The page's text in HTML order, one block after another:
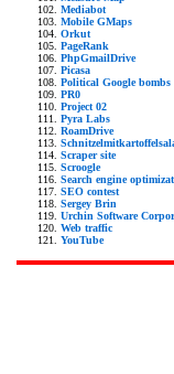
Mediabot
Mobile GMaps
Orkut
PageRank
PhpGmailDrive
Picasa
Political Google bombs
PR0
Project 02
Pyra Labs
RoamDrive
Scraper site
Scroogle
Search engine
SEO contest
Sergey Brin
Urchin Software
Web traffic
YouTube